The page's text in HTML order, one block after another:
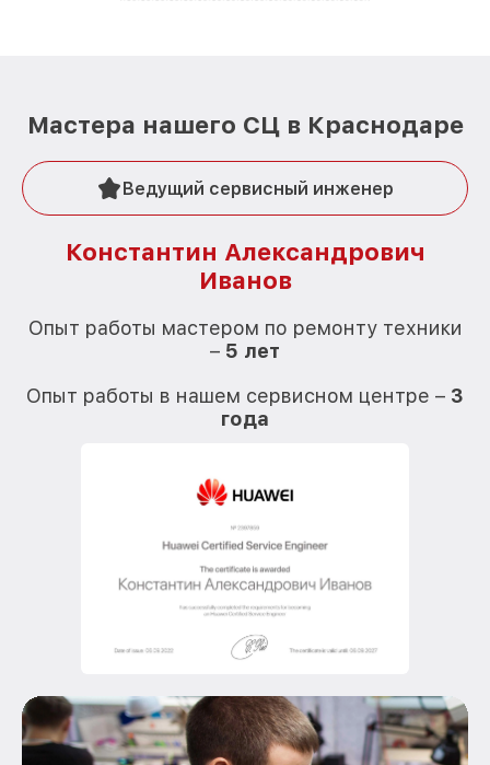
Мастера нашего СЦ в Краснодаре
Ведущий сервисный инженер
Константин Александрович
Иванов
Опыт работы мастером по ремонту техники
– 5 лет
Опыт работы в нашем сервисном центре – 3
года